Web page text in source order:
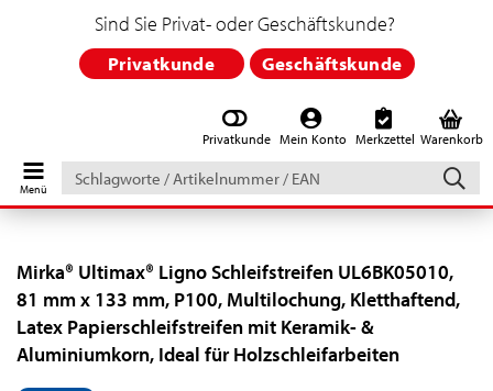
Privatkunde Mein Konto Merkzettel Warenkorb
Schlagworte
/
Artikelnummer
EAN
Sind Sie Privat- oder Geschäftskunde?
Privatkunde Geschäftskunde
Mirka® Ultimax® Ligno Schleifstreifen UL6BK05010,
81 mm x 133 mm, P100, Multilochung, Kletthaftend,
Latex Papierschleifstreifen mit Keramik- &
Aluminiumkorn, Ideal für Holzschleifarbeiten